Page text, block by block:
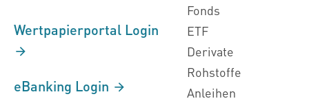
Wertpapierportal Login
eBanking Login
Fonds
ETF
Derivate
Rohstoffe
Anleihen